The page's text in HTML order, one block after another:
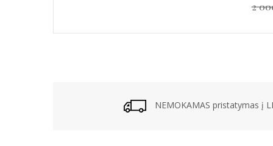
2
NEMOKAMAS pristatymas į